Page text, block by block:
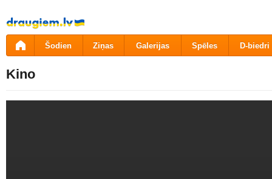
Pāriet
uz
saturu
Šodien Ziņas Galerijas Spēles D-biedri
Kino